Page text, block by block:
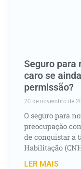
Seguro para
caro se
permissão?
20 de novembro de
O seguro para
preocupação
de conquistar a
Habilitação
LER MAIS